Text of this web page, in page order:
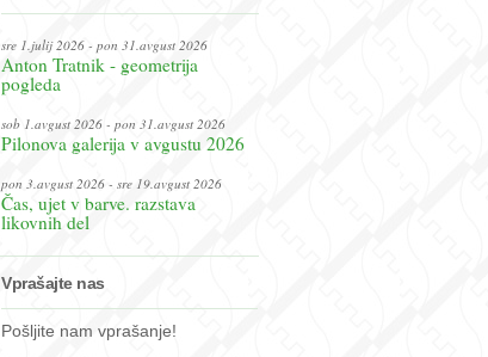
sre 1.julij 2026 - pon 31.avgust 2026
Anton Tratnik - geometrija
pogleda
sob 1.avgust 2026 - pon 31.avgust 2026
Pilonova galerija v avgustu 2026
pon 3.avgust 2026 - sre 19.avgust 2026
Čas, ujet v barve. razstava
likovnih del
Vprašajte nas
Pošljite nam vprašanje!